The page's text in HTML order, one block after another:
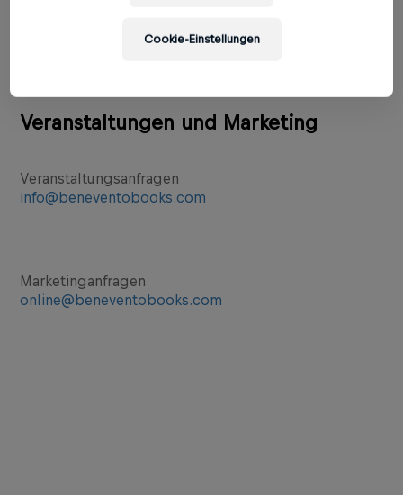
Veranstaltungen und Marketing
Veranstaltungsanfragen
info@beneventobooks.com
Marketinganfragen
online@beneventobooks.com
Cookie-Einstellungen